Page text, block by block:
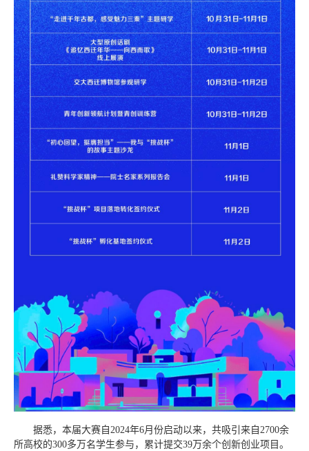
据悉，本届大赛自2024年6月份启动以来，共吸引来自2700余
所高校的300多万 名学生参与，累计提交39万余个创新创业项目 。